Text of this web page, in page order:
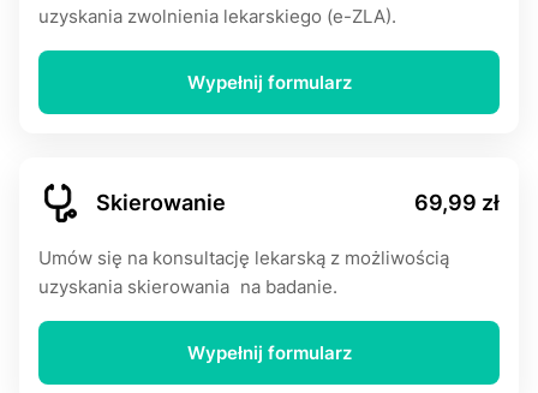
uzyskania zwolnienia lekarskiego (e-ZLA).
Wypełnij formularz
Skierowanie 69,99 zł
Umów się na konsultację lekarską z możliwością
uzyskania skierowania na badanie.
Wypełnij formularz